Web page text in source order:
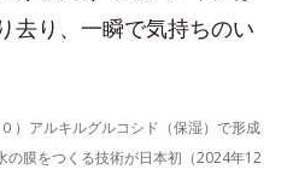
去り、一瞬で気持ちのい
）アルキルグルコシド（保湿）で形成
の膜をつくる技術が日本初（2024年12